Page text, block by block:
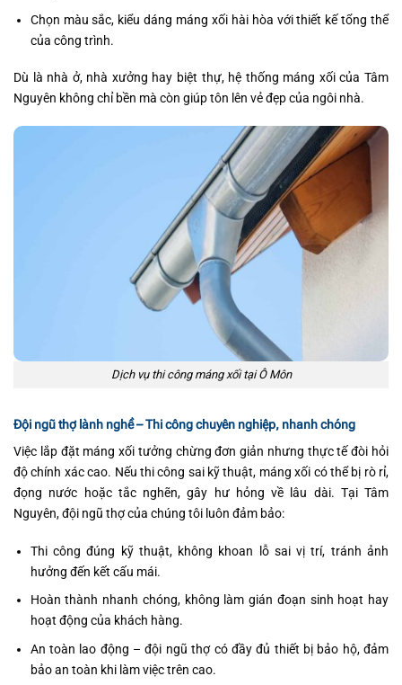
Chọn màu sắc, kiểu dáng máng xối hài hòa với thiết kế tổng thể
của công trình.
Dù là nhà ở, nhà xưởng hay biệt thự, hệ thống máng xối của Tâm
Nguyên không chỉ bền mà còn giúp tôn lên vẻ đẹp của ngôi nhà.
Dịch vụ thi công máng xối tại Ô Môn
Đội ngũ thợ lành nghề – Thi công chuyên nghiệp, nhanh chóng
Việc lắp đặt máng xối tưởng chừng đơn giản nhưng thực tế đòi hỏi
độ chính xác cao. Nếu thi công sai kỹ thuật, máng xối có thể bị rò rỉ,
đọng nước hoặc tắc nghẽn, gây hư hỏng về lâu dài. Tại Tâm
Nguyên, đội ngũ thợ của chúng tôi luôn đảm bảo:
Thi công đúng kỹ thuật, không khoan lỗ sai vị trí, tránh ảnh
hưởng đến kết cấu mái.
Hoàn thành nhanh chóng, không làm gián đoạn sinh hoạt hay
hoạt động của khách hàng.
An toàn lao động – đội ngũ thợ có đầy đủ thiết bị bảo hộ, đảm
bảo an toàn khi làm việc trên cao.